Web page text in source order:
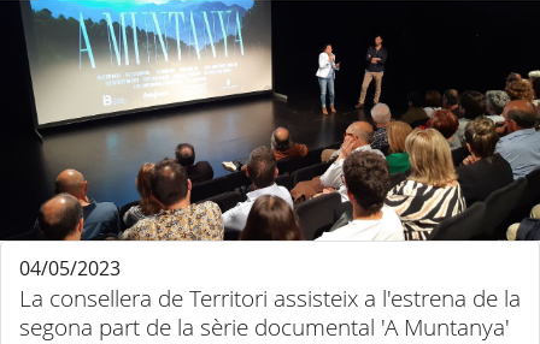
La consellera de Territori assisteix a l'estrena de la
segona part de la sèrie documental 'A Muntanya'
04/05/2023